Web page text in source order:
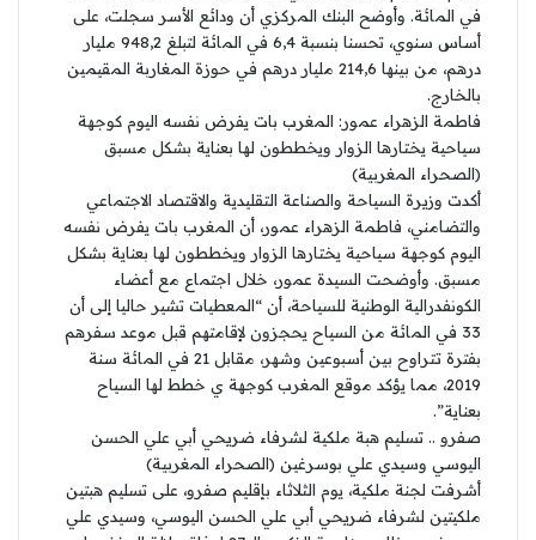
في المائة. وأوضح البنك المركزي أن ودائع الأسر سجلت، على
أساس سنوي، تحسنا بنسبة 6,4 في المائة لتبلغ 948,2 مليار
درهم، من بينها 214,6 مليار درهم في حوزة المغاربة المقيمين
بالخارج.
فاطمة الزهراء عمور: المغرب بات يفرض نفسه اليوم كوجهة
سياحية يختارها الزوار ويخططون لها بعناية بشكل مسبق
(الصحراء المغربية)
أكدت وزيرة السياحة والصناعة التقليدية والاقتصاد الاجتماعي
والتضامني، فاطمة الزهراء عمور، أن المغرب بات يفرض نفسه
اليوم كوجهة سياحية يختارها الزوار ويخططون لها بعناية بشكل
مسبق. وأوضحت السيدة عمور، خلال اجتماع مع أعضاء
الكونفدرالية الوطنية للسياحة، أن “المعطيات تشير حاليا إلى أن
33 في المائة من السياح يحجزون لإقامتهم قبل موعد سفرهم
بفترة تتراوح بين أسبوعين وشهر، مقابل 21 في المائة سنة
2019، مما يؤكد موقع المغرب كوجهة ي خطط لها السياح
بعناية”.
صفرو .. تسليم هبة ملكية لشرفاء ضريحي أبي علي الحسن
اليوسي وسيدي علي بوسرغين (الصحراء المغربية)
أشرفت لجنة ملكية، يوم الثلاثاء بإقليم صفرو، على تسليم هبتين
ملكيتين لشرفاء ضريحي أبي علي الحسن اليوسي، وسيدي علي